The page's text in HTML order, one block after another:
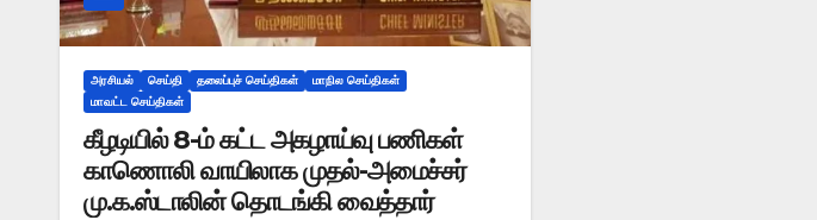
அரசியல் செய்தி தலைப்புச் செய்திகள்
மாநில செய்திகள்
மாவட்ட செய்திகள்
கீழடியில் 8-ம் கட்ட அகழாய்வு பணிகள்
காணொலி வாயிலாக முதல்-அமைச்சர்
மு.க.ஸ்டாலின் தொடங்கி வைத்தார்